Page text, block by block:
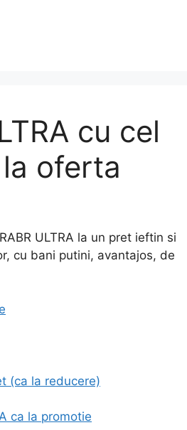
cu cel
oferta
ULTRA la un pret ieftin si
cu bani putini, avantajos, de
(ca la reducere)
ca la promotie